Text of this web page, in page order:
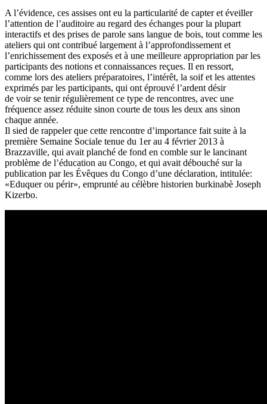
A l’évidence, ces assises ont eu la particularité de capter et éveiller
l’attention de l’auditoire au regard des échanges pour la plupart
interactifs et des prises de parole sans langue de bois, tout comme les
ateliers qui ont contribué largement à l’approfondissement et
l’enrichissement des exposés et à une meilleure appropriation par les
participants des notions et connaissances reçues. Il en ressort,
comme lors des ateliers préparatoires, l’intérêt, la soif et les attentes
exprimés par les participants, qui ont éprouvé l’ardent désir
de voir se tenir régulièrement ce type de rencontres, avec une
fréquence assez réduite sinon courte de tous les deux ans sinon
chaque année.
Il sied de rappeler que cette rencontre d’importance fait suite à la
première Semaine Sociale tenue du 1er au 4 février 2013 à
Brazzaville, qui avait planché de fond en comble sur le lancinant
problème de l’éducation au Congo, et qui avait débouché sur la
publication par les Évêques du Congo d’une déclaration, intitulée:
«Eduquer ou périr», emprunté au célèbre historien burkinabè Joseph
Kizerbo.